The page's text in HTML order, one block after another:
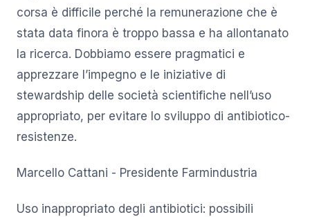
corsa è difficile perché la remunerazione che è
stata data finora è troppo bassa e ha allontanato
la ricerca. Dobbiamo essere pragmatici e
apprezzare l’impegno e le iniziative di
stewardship delle società scientifiche nell’uso
appropriato, per evitare lo sviluppo di antibiotico-
resistenze.
Marcello Cattani - Presidente Farmindustria
Uso inappropriato degli antibiotici: possibili